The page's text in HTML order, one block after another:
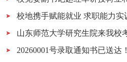
20260001号录取通知书已送达！